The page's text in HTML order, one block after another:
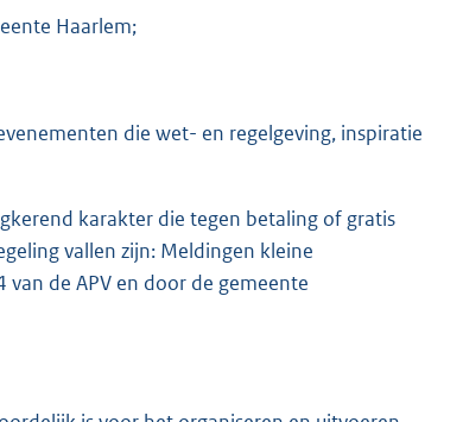
Haarlem;
die wet- en regelgeving, inspiratie
karakter die tegen betaling of gratis
vallen zijn: Meldingen kleine
de APV en door de gemeente